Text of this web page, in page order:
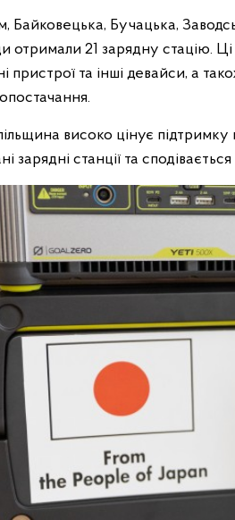
Байковецька, Бучацька,
отримали 21 зарядну стацію.
пристрої та інші девайси, а
високо цінує підтримку
зарядні станції та